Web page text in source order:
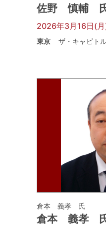
佐野 慎輔
2026年3月16日(
東京 ザ・キャピト
倉本 義孝 氏
倉本 義孝